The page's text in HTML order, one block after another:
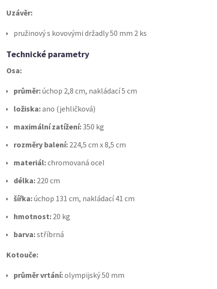
Uzávěr:
pružinový s kovovými držadly 50 mm 2 ks
Technické parametry
Osa:
průměr:úchop 2,8 cm, nakládací 5 cm
ložiska:ano (jehličková)
maximální zatížení:350 kg
rozměry balení: 224,5 cm x 8,5 cm
materiál:chromovaná ocel
délka: 220 cm
šířka:úchop 131 cm, nakládací 41 cm
hmotnost: 20 kg
barva:stříbrná
Kotouče:
průměr vrtání:olympijský 50 mm